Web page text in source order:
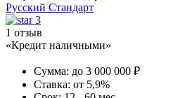
Русский Стандарт
3
1 отзыв
«Кредит наличными»
Сумма: до 3 000 000 ₽
Ставка: от 5,9%